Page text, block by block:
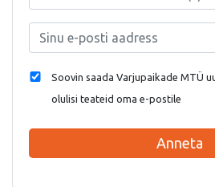
Soovin saada Varjupaikade MTÜ
olulisi teateid oma e-postile
Anneta